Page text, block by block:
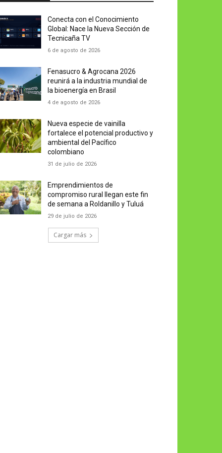
Conecta con el Conocimiento
Global: Nace la Nueva Sección de
Tecnicaña TV
6 de agosto de 2026
Fenasucro & Agrocana 2026
reunirá a la industria mundial de
la bioenergía en Brasil
4 de agosto de 2026
Nueva especie de vainilla
fortalece el potencial productivo y
ambiental del Pacífico
colombiano
31 de julio de 2026
Emprendimientos de
compromiso rural llegan este fin
de semana a Roldanillo y Tuluá
29 de julio de 2026
Cargar más